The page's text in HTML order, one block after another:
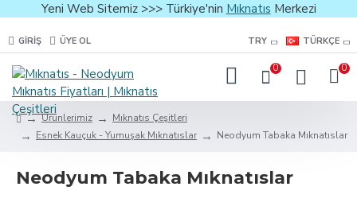
Yeni Web Sitemiz >>> Türkiye'nin Mıknatıs Merkezi
GIRIŞ ÜYE OL TRY TÜRKÇE
0 0
Ürünlerimiz
Mıknatıs Çeşitleri
Esnek Kauçuk - Yumuşak Mıknatıslar
Neodyum Tabaka Mıknatıslar
Neodyum Tabaka Mıknatıslar